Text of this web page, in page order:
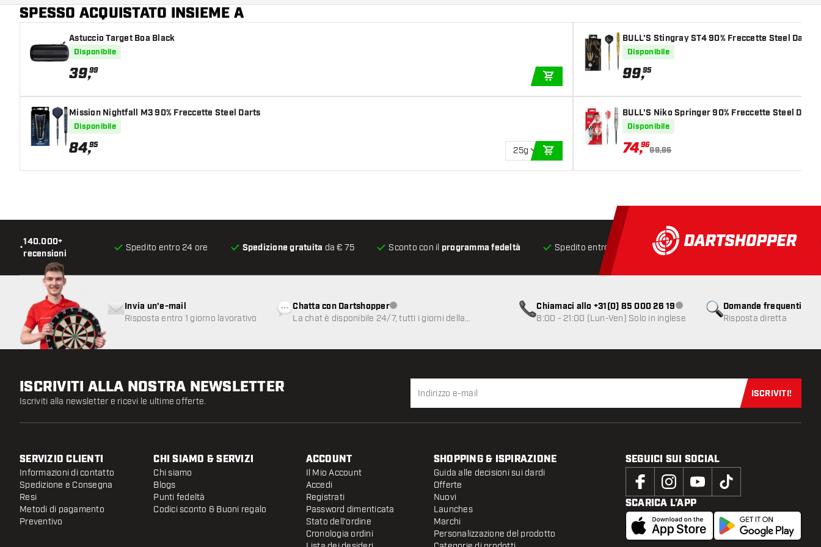
Colore principale
SPESSO ACQUISTATO INSIEME A
Astuccio Target Boa Black
Disponibile
39,99
AGGIUNGI AL CARRELLO
Mission Nightfall M3 90% Freccette Steel Darts
Disponibile
84,95
25g
AGGIUNGI AL CARRELLO
BULL'S Stingray ST4 90% Freccette Steel Darts
Disponibile
99,95
BULL'S Niko Springer 90% Freccette Steel Darts
Disponibile
74,96
99,95
•
140.000+
recensioni
Spedito entro 24 ore Spedizione gratuita da € 75 Sconto con il programma fedeltà Spedito entro 24 ore Spedizione gratuitada € 75
Domande frequenti
Risposta diretta
Invia un'e-mail
Risposta entro 1 giorno lavorativo
Chatta con DartshopperServizio clienti non disponibile
La chat è disponibile 24/7, tutti i giorni della
Chiamaci allo +31(0) 85 000 26 19Servizio clienti non disponibile
8:00 - 21:00 (Lun-Ven) Solo in inglese
ISCRIVITI ALLA NOSTRA NEWSLETTER
Iscriviti alla newsletter e ricevi le ultime offerte.
Iscriviti
ISCRIVITI!
SERVIZIO CLIENTI
Informazioni di contatto
Spedizione e Consegna
Resi
Metodi di pagamento
Preventivo
CHI SIAMO & SERVIZI
Chi siamo
Blogs
Punti fedeltà
Codici sconto & Buoni regalo
ACCOUNT
Il Mio Account
Accedi
Registrati
Password dimenticata
Stato dell'ordine
Cronologia ordini
SHOPPING & ISPIRAZIONE
Guida alle decisioni sui dardi
Offerte
Nuovi
Launches
Marchi
Personalizzazione del prodotto
SEGUICI SUI SOCIAL
SCARICA L’APP